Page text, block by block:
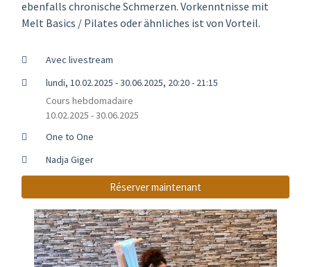
ebenfalls chronische Schmerzen. Vorkenntnisse mit
Melt Basics / Pilates oder ähnliches ist von Vorteil.
Avec livestream
lundi, 10.02.2025 - 30.06.2025, 20:20 - 21:15
Cours hebdomadaire
10.02.2025 - 30.06.2025
One to One
Nadja Giger
Réserver maintenant